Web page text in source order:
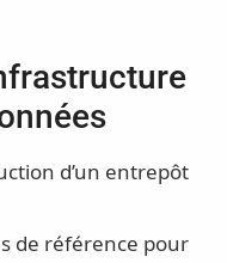
d’un entrepôt
de référence pour